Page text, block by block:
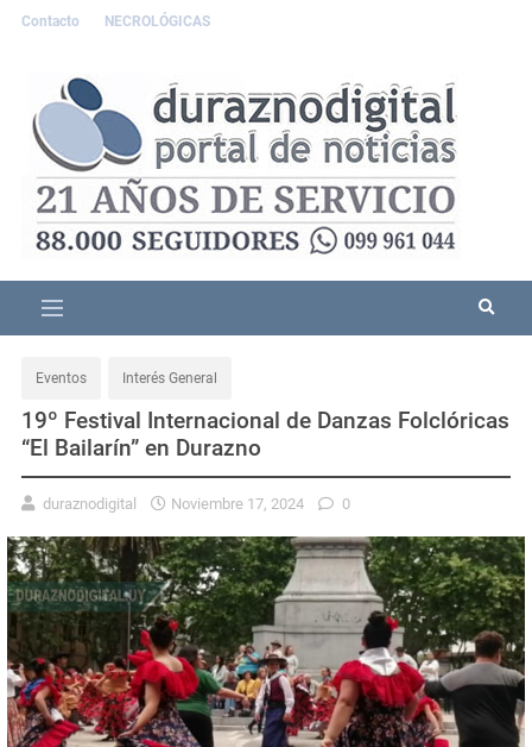
Contacto NECROLÓGICAS
Eventos Interés General
19º Festival Internacional de Danzas Folclóricas
“El Bailarín” en Durazno
duraznodigital Noviembre 17, 2024 0